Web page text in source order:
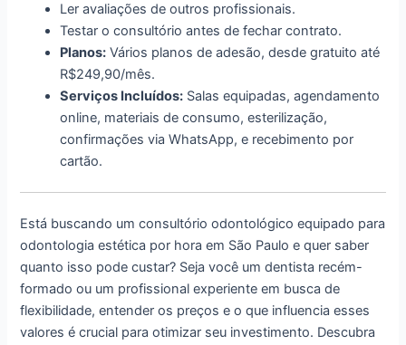
Ler avaliações de outros profissionais.
Testar o consultório antes de fechar contrato.
Planos: Vários planos de adesão, desde gratuito até
R$249,90/mês.
Serviços Incluídos: Salas equipadas, agendamento
online, materiais de consumo, esterilização,
confirmações via WhatsApp, e recebimento por
cartão.
Está buscando um consultório odontológico equipado para
odontologia estética por hora em São Paulo e quer saber
quanto isso pode custar? Seja você um dentista recém-
formado ou um profissional experiente em busca de
flexibilidade, entender os preços e o que influencia esses
valores é crucial para otimizar seu investimento. Descubra